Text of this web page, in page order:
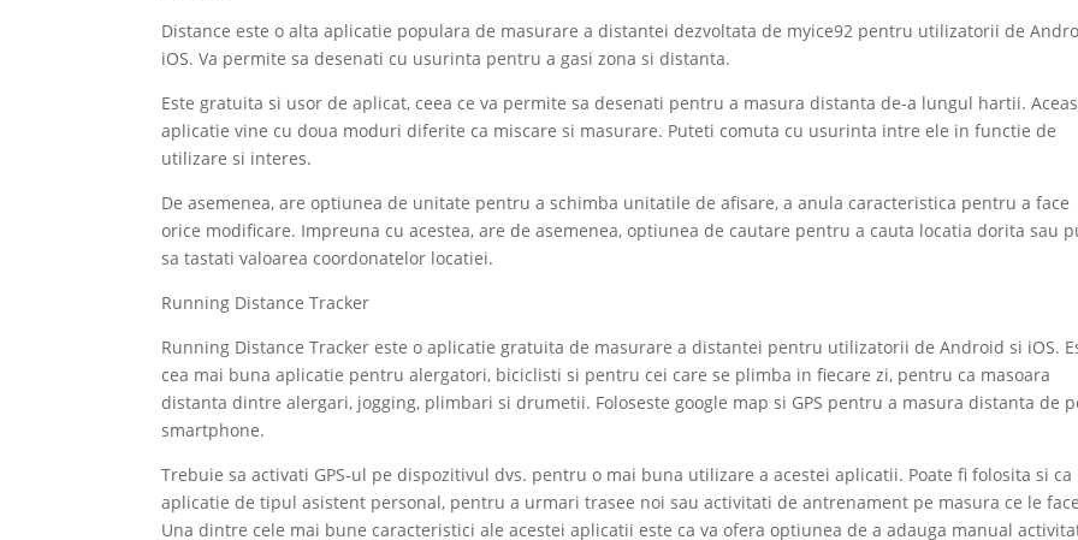
Distance este o alta aplicatie populara de masurare a distantei dezvoltata de myice92 pentru utilizatorii de
iOS. Va permite sa desenati cu usurinta pentru a gasi zona si distanta.
Este gratuita si usor de aplicat, ceea ce va permite sa desenati pentru a masura distanta de-a lungul hartii.
aplicatie vine cu doua moduri diferite ca miscare si masurare. Puteti comuta cu usurinta intre ele in functie de
utilizare si interes.
De asemenea, are optiunea de unitate pentru a schimba unitatile de afisare, a anula caracteristica pentru a face
orice modificare. Impreuna cu acestea, are de asemenea, optiunea de cautare pentru a cauta locatia dorita sau
sa tastati valoarea coordonatelor locatiei.
Running Distance Tracker
Running Distance Tracker este o aplicatie gratuita de masurare a distantei pentru utilizatorii de Android si iOS.
cea mai buna aplicatie pentru alergatori, biciclisti si pentru cei care se plimba in fiecare zi, pentru ca masoara
distanta dintre alergari, jogging, plimbari si drumetii. Foloseste google map si GPS pentru a masura distanta de
smartphone.
Trebuie sa activati GPS-ul pe dispozitivul dvs. pentru o mai buna utilizare a acestei aplicatii. Poate fi folosita si ca
aplicatie de tipul asistent personal, pentru a urmari trasee noi sau activitati de antrenament pe masura ce le
Una dintre cele mai bune caracteristici ale acestei aplicatii este ca va ofera optiunea de a adauga manual